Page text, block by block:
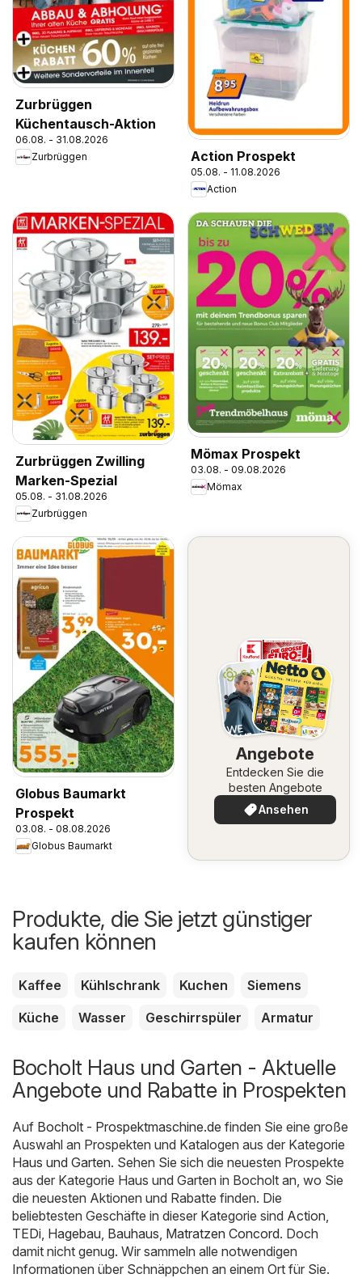
Zurbrüggen
Küchentausch-Aktion
06.08. - 31.08.2026
Zurbrüggen
Action Prospekt
05.08. - 11.08.2026
Action
Zurbrüggen Zwilling
Marken-Spezial
05.08. - 31.08.2026
Zurbrüggen
Mömax Prospekt
03.08. - 09.08.2026
Mömax
Globus Baumarkt
Prospekt
03.08. - 08.08.2026
Globus Baumarkt
Angebote
Entdecken Sie die
besten Angebote
Ansehen
Produkte, die Sie jetzt günstiger
kaufen können
Kaffee Kühlschrank Kuchen
Siemens
Küche
Wasser Geschirrspüler Armatur
Bocholt Haus und Garten - Aktuelle
Angebote und Rabatte in Prospekten
Auf Bocholt - Prospektmaschine.de finden Sie eine große
Auswahl an Prospekten und Katalogen aus der Kategorie
Haus und Garten. Sehen Sie sich die neuesten Prospekte
aus der Kategorie Haus und Garten in Bocholt an, wo Sie
die neuesten Aktionen und Rabatte finden. Die
beliebtesten Geschäfte in dieser Kategorie sind Action
TEDi Hagebau Bauhaus Matratzen Concord. Doch
damit nicht genug. Wir sammeln alle notwendigen
Informationen über Schnäppchen an einem Ort für Sie.